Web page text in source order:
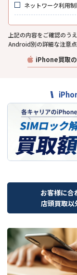
ネットワーク利用
上記の内容をご確認のう
Android別の詳細な注意点
iPhone買取
お客様に合
店頭買取以